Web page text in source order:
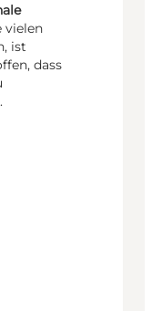
vielen
ist
dass